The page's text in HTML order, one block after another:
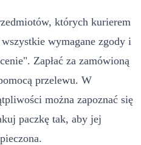
których kurierem
wymagane zgody i
Zapłać za zamówioną
przelewu. W
można zapoznać się
paczkę tak, aby jej